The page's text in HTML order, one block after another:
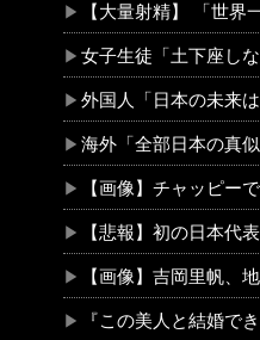
【大量射精】 「世界一ザー●ンを大
女子生徒「土下座しながらオ○ニ
外国人「日本の未来は安泰だ」16歳MF三井寺眞、
海外「全部日本の真似だったのか…」
【画像】チャッピー
【悲報】初の日本代表で
【画像】吉岡里帆、
『この美人と結婚でき